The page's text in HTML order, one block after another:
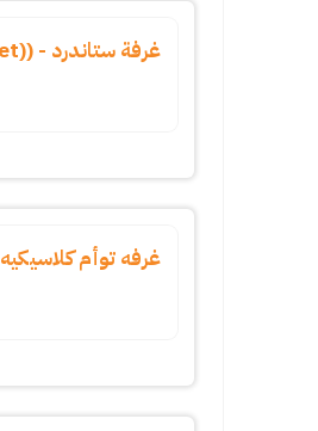
غرفة ستاندرد - (double room (hafeet))
غرفه توأم كلاسيكيه